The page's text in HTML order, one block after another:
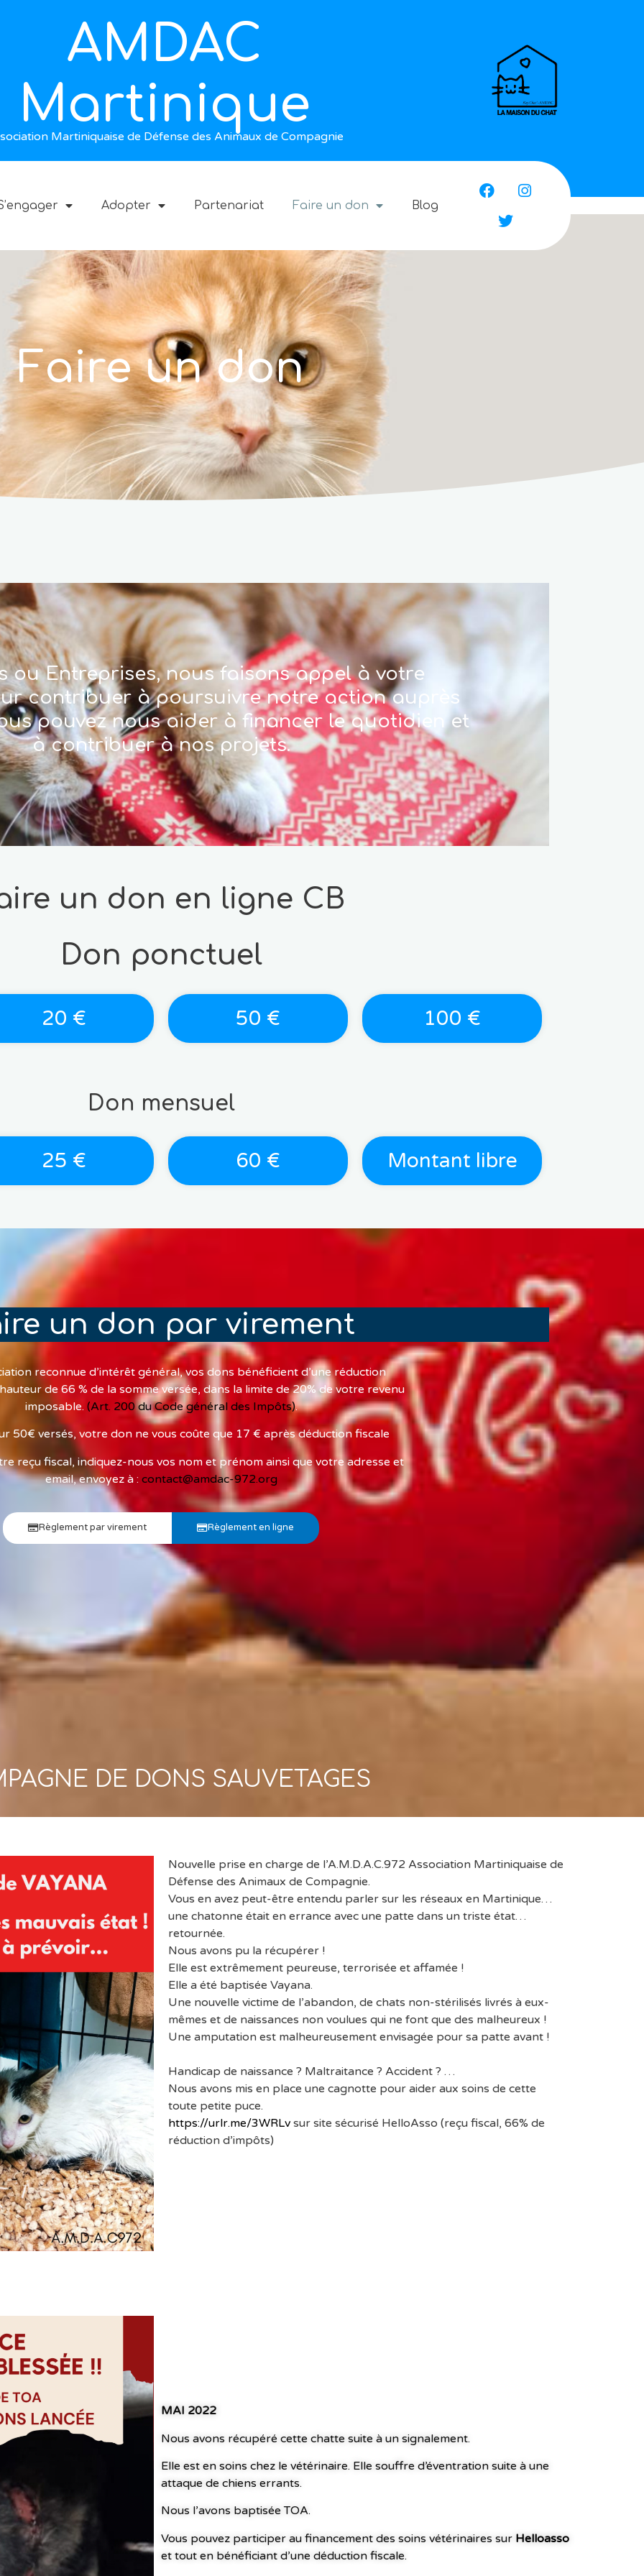
AMDAC
Martinique
Martiniquaise de Défense des Animaux de Compagnie
Adopter Partenariat Faire un don Blog
Faire un don
ou Entreprises, nous faisons appel à votre
contribuer à poursuivre notre action auprès
pouvez nous aider à financer le quotidien et
à contribuer à nos projets.
un don en ligne CB
Don ponctuel
20 € 50 € 100 €
Don mensuel
25 € 60 € Montant libre
un don par virement
reconnue d’intérêt général, vos dons bénéficient d’une réduction
de 66 % de la somme versée, dans la limite de 20% de votre revenu
imposable. (Art. 200 du Code général des Impôts).
50€ versés, votre don ne vous coûte que 17 € après déduction fiscale
reçu fiscal, indiquez-nous vos nom et prénom ainsi que votre adresse et
email, envoyez à : contact@amdac-972.org
Règlement par virement Règlement en ligne
DE DONS SAUVETAGES
Nouvelle prise en charge de l’A.M.D.A.C.972 Association Martiniquaise de
Défense des Animaux de Compagnie.
Vous en avez peut-être entendu parler sur les réseaux en Martinique…
une chatonne était en errance avec une patte dans un triste état…
retournée.
Nous avons pu la récupérer !
Elle est extrêmement peureuse, terrorisée et affamée !
Elle a été baptisée Vayana.
Une nouvelle victime de l’abandon, de chats non-stérilisés livrés à eux-
mêmes et de naissances non voulues qui ne font que des malheureux !
Une amputation est malheureusement envisagée pour sa patte avant !
Handicap de naissance ? Maltraitance ? Accident ? …
Nous avons mis en place une cagnotte pour aider aux soins de cette
toute petite puce.
https://urlr.me/3WRLv sur site sécurisé HelloAsso (reçu fiscal, 66% de
réduction d’impôts)
MAI 2022
Nous avons récupéré cette chatte suite à un signalement.
Elle est en soins chez le vétérinaire. Elle souffre d’éventration suite à une
attaque de chiens errants.
Nous l’avons baptisée TOA.
Vous pouvez participer au financement des soins vétérinaires sur Helloasso
et tout en bénéficiant d’une déduction fiscale.